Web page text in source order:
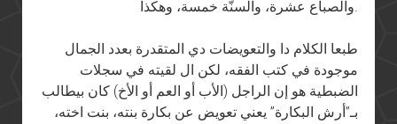
والصباع عشرة، والسنّة خمسة، وهكذا.
طبعا الكلام دا والتعويضات دي المتقدرة بعدد الجمال
موجودة في كتب الفقه، لكن ال لقيته في سجلات
الضبطية هو إن الراجل (الأب أو العم أو الأخ) كان بيطالب
بـ”أرش البكارة” يعني تعويض عن بكارة بنته، بنت اخته،